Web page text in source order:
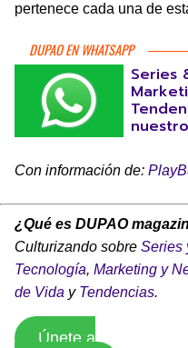
pertenece cada una de
DUPAO EN WHATSAPP
Series
Con información de:
¿Qué es DUPAO
Culturizando sobre Series
Tecnología, Marketing y
de Vida y Tendencias.
Únete a